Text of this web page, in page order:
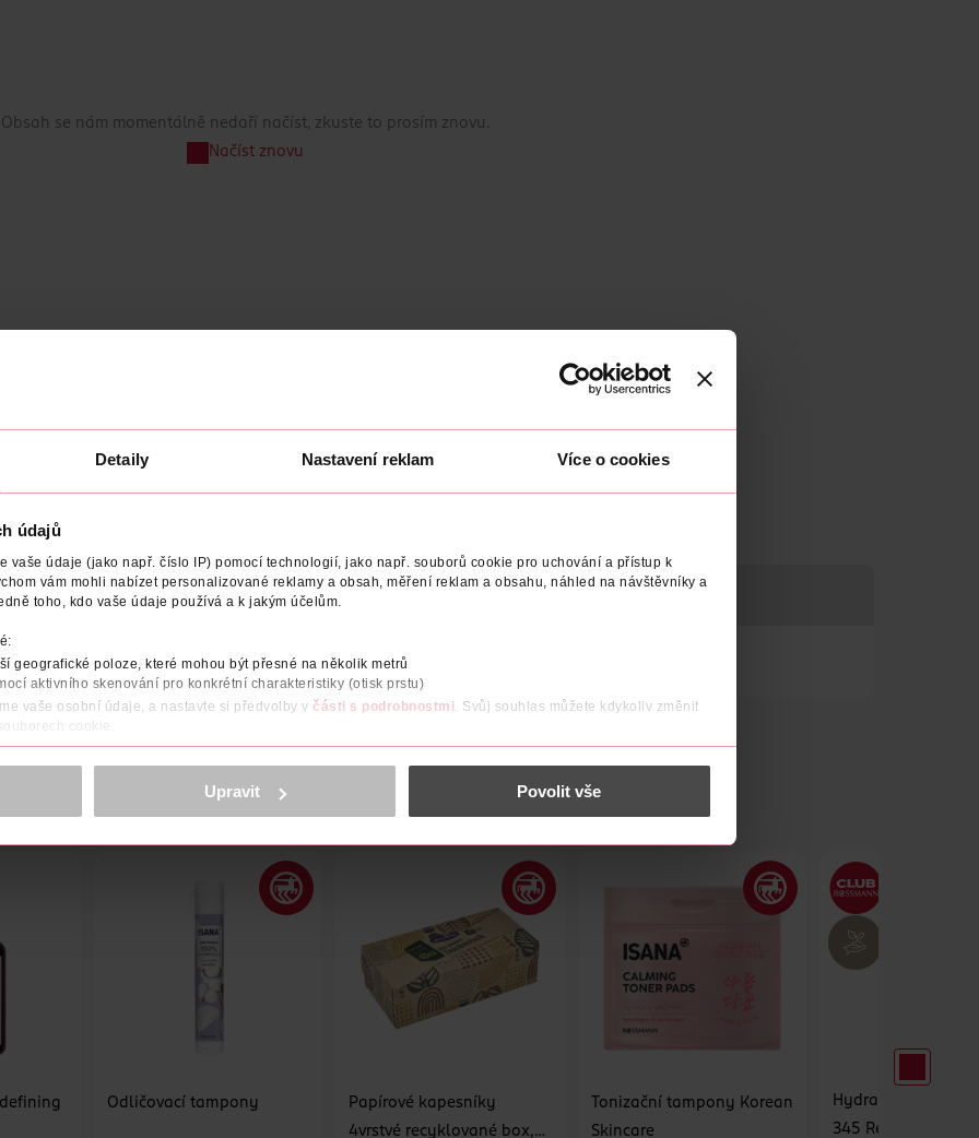
Detaily Nastavení reklam Více o cookies
údajů
vaše údaje (jako např. číslo IP) pomocí technologií, jako např. souborů cookie pro uchování a přístup k
vám mohli nabízet personalizované reklamy a obsah, měření reklam a obsahu, náhled na návštěvníky a
toho, kdo vaše údaje používá a k jakým účelům.
geografické poloze, které mohou být přesné na několik metrů
aktivního skenování pro konkrétní charakteristiky (otisk prstu)
vaše osobní údaje, a nastavte si předvolby v části s podrobnostmi . Svůj souhlas můžete kdykoliv změnit
cookie.
a reklam, funkcí sociálních médií, analýze návštěvnosti, které mohou nést osobní údaje.
osobních údajů.
<
Upravit Povolit vše
Obsah se nám momentálně nedaří načíst, zkuste to prosím znovu.
Načíst znovu
Odličovací tampony
Papírové kapesníky
4vrstvé recyklované box,
Tonizační tampony Korean
Skincare
Hydratační
345 Relief Cream